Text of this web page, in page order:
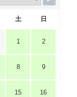
土 日
1 2
8 9
15 16